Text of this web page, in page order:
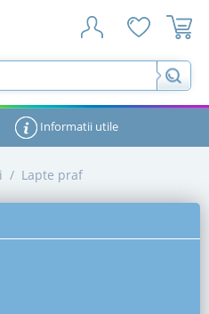
Informatii utile
/ Lapte praf